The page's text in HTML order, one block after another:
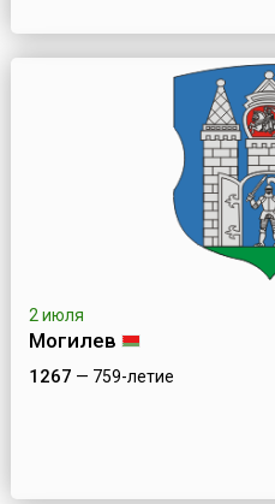
2 июля
Могилев
1267 — 759-летие